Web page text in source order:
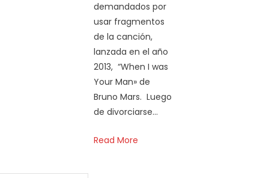
demandados por
usar fragmentos
de la canción,
lanzada en el año
2013, “When I was
Your Man» de
Bruno Mars. Luego
de divorciarse…
Read More